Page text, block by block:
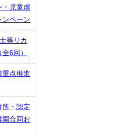
・児童虐
ンペーン
等リカ
6回）
重点推進
所・認定
園合同お